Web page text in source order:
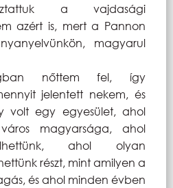
a vajdasági
azért is, mert a Pannon
magyarul
nőttem fel, így
jelentett nekem, és
volt egy egyesület, ahol
magyarsága, ahol
ahol olyan
részt, mint amilyen a
és ahol minden évben